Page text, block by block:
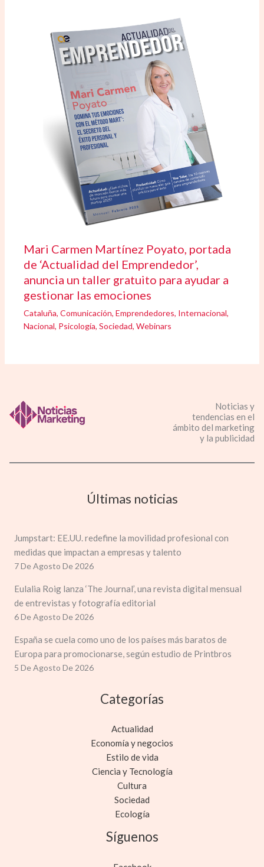
Mari Carmen Martínez Poyato, portada
de ‘Actualidad del Emprendedor’,
anuncia un taller gratuito para ayudar a
gestionar las emociones
Cataluña,Comunicación,Emprendedores, Internacional,
Nacional, Psicología,Sociedad,Webinars
Noticias y
tendencias en el
ámbito del marketing
y la publicidad
Últimas noticias
Jumpstart: EE.UU. redefine la movilidad profesional con
medidas que impactan a empresas y talento
7 De Agosto De 2026
Eulalia Roig lanza ‘The Journal’, una revista digital mensual
de entrevistas y fotografía editorial
6 De Agosto De 2026
España se cuela como uno de los países más baratos de
Europa para promocionarse, según estudio de Printbros
5 De Agosto De 2026
Categorías
Actualidad
Economía y negocios
Estilo de vida
Ciencia y Tecnología
Cultura
Sociedad
Ecología
Síguenos